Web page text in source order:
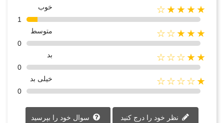
★★★★☆
خوب
1
★★★☆☆
متوسط
0
★★☆☆☆
بد
0
★☆☆☆☆
خیلی بد
0
سوال خود را بپرسید